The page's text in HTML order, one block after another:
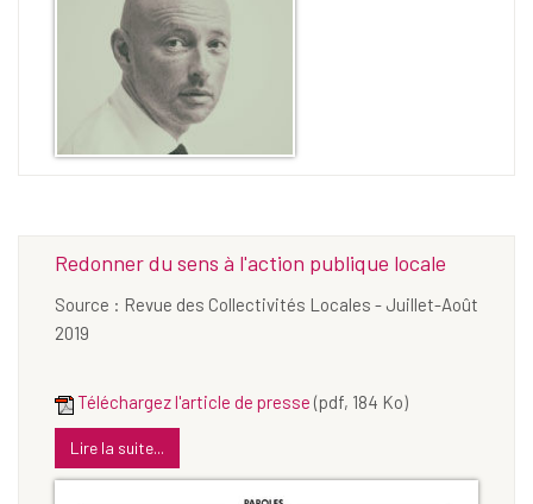
Redonner du sens à l'action publique locale
Source : Revue des Collectivités Locales - Juillet-Août
2019
Téléchargez l'article de presse (pdf, 184 Ko)
Lire la suite...